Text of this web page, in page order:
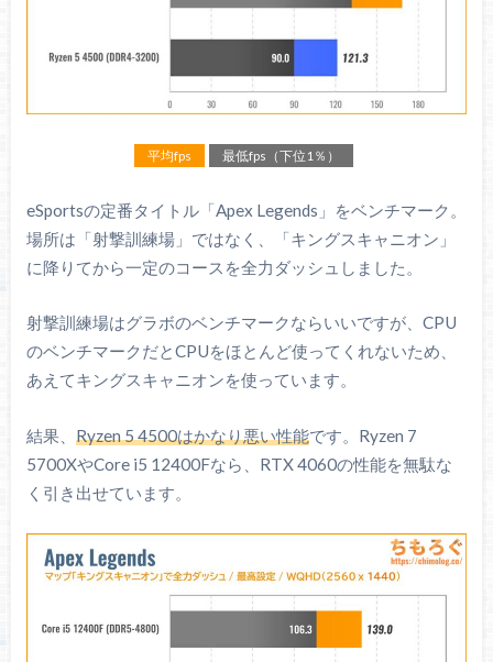
平均fps 最低fps（下位1％）
eSportsの定番タイトル「Apex Legends」をベンチマーク。
場所は「射撃訓練場」ではなく、「キングスキャニオン」
に降りてから一定のコースを全力ダッシュしました。
射撃訓練場はグラボのベンチマークならいいですが、CPU
のベンチマークだとCPUをほとんど使ってくれないため、
あえてキングスキャニオンを使っています。
結果、 Ryzen 5 4500はかなり悪い性能です。Ryzen 7
5700XやCore i5 12400Fなら、RTX 4060の性能を無駄な
く引き出せています。